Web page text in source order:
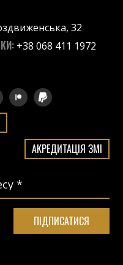
32
+38 068 411 1972
АКРЕДИТАЦІЯ ЗМІ